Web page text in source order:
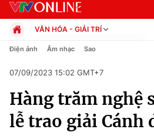
Chuyên mục
Chính trị
VĂN HÓA - GIẢI TRÍ
Chính trị
Pháp luật
Kinh tế
Thể thao
Truyền hình
Điện ảnh Âm nhạc Sao
07/09/2023 15:02 GMT+7
Hàng trăm nghệ
lễ trao giải Cánh